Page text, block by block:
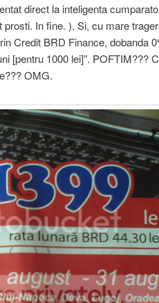
direct la inteligenta
In fine. ). Si, cu mare
Credit BRD Finance, dobanda
[pentru 1000 lei]”. POFTIM???
OMG.